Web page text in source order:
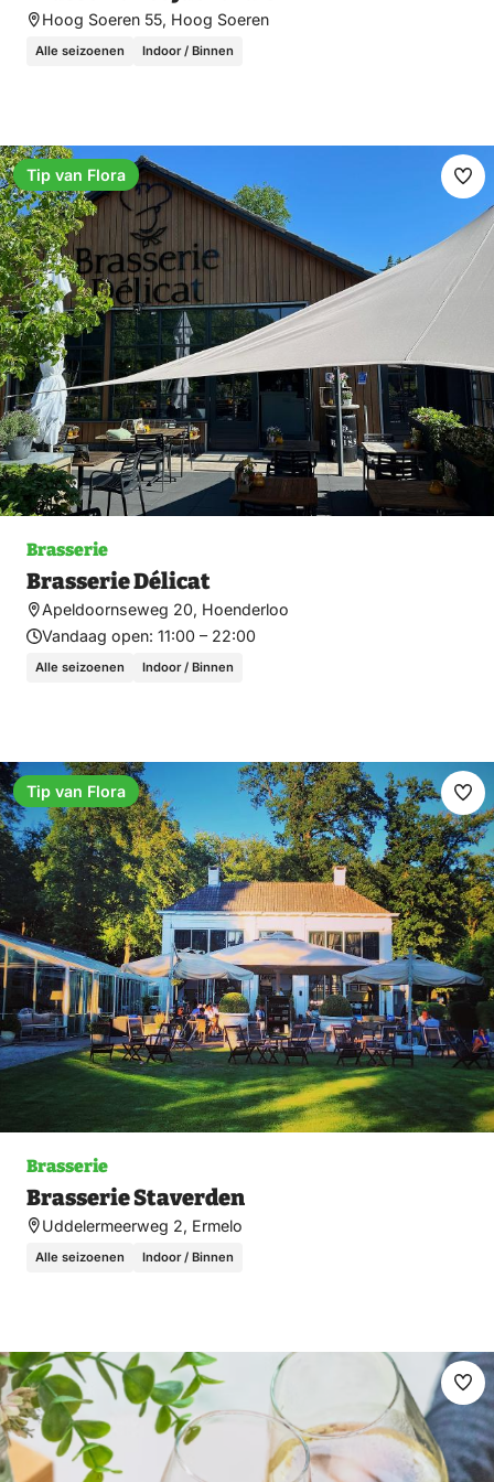
Hoog Soeren 55, Hoog Soeren
Alle seizoenen Indoor / Binnen
Brasserie
Brasserie Délicat
Apeldoornseweg 20, Hoenderloo
Vandaag open: 11:00 – 22:00
Alle seizoenen Indoor / Binnen
Tip van Flora
Brasserie
Brasserie Staverden
Uddelermeerweg 2, Ermelo
Alle seizoenen Indoor / Binnen
Tip van Flora